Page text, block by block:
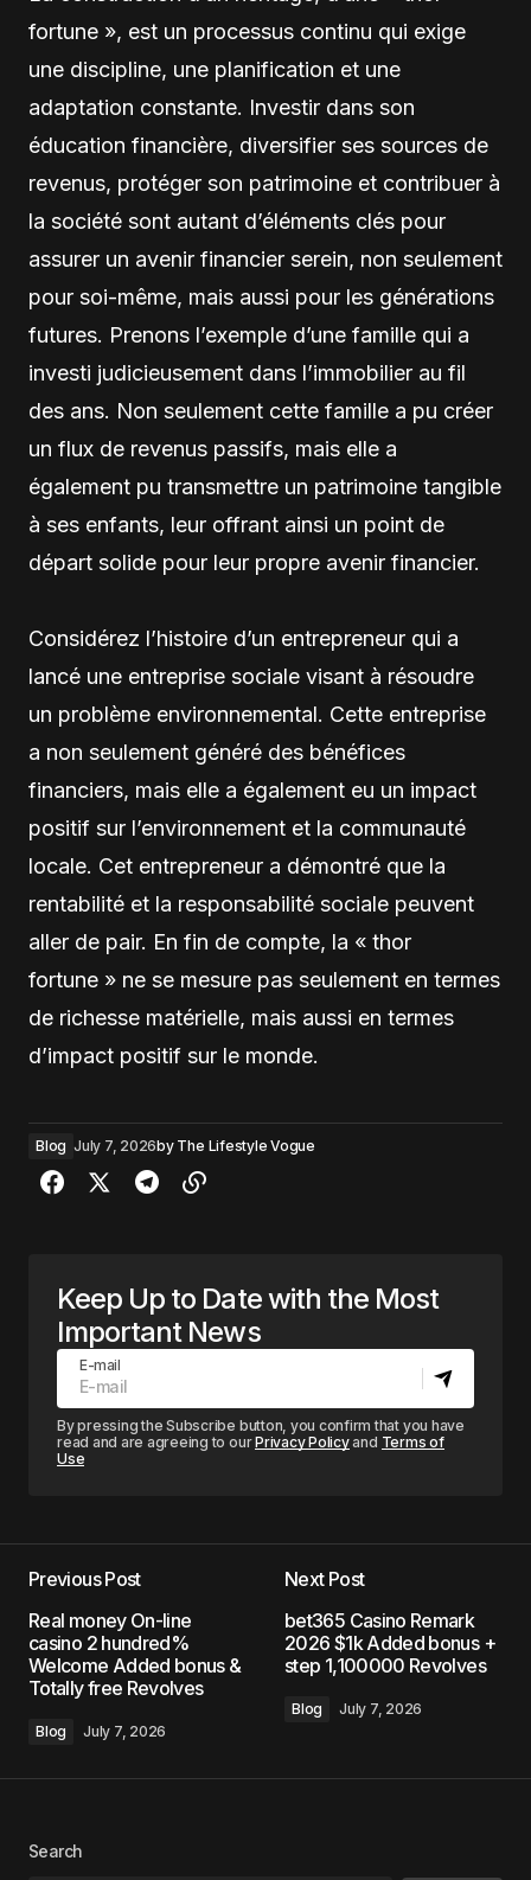
fortune », est un processus continu qui exige
une discipline, une planification et une
adaptation constante. Investir dans son
éducation financière, diversifier ses sources de
revenus, protéger son patrimoine et contribuer à
la société sont autant d’éléments clés pour
assurer un avenir financier serein, non seulement
pour soi-même, mais aussi pour les générations
futures. Prenons l’exemple d’une famille qui a
investi judicieusement dans l’immobilier au fil
des ans. Non seulement cette famille a pu créer
un flux de revenus passifs, mais elle a
également pu transmettre un patrimoine tangible
à ses enfants, leur offrant ainsi un point de
départ solide pour leur propre avenir financier.
Considérez l’histoire d’un entrepreneur qui a
lancé une entreprise sociale visant à résoudre
un problème environnemental. Cette entreprise
a non seulement généré des bénéfices
financiers, mais elle a également eu un impact
positif sur l’environnement et la communauté
locale. Cet entrepreneur a démontré que la
rentabilité et la responsabilité sociale peuvent
aller de pair. En fin de compte, la « thor
fortune » ne se mesure pas seulement en termes
de richesse matérielle, mais aussi en termes
d’impact positif sur le monde.
Blog July 7, 2026by The Lifestyle Vogue
Keep Up to Date with the Most
Important News
E-mail
By pressing the Subscribe button, you confirm that you have
read and are agreeing to ourPrivacy Policyand Terms of
Use
Previous Post
Real money On-line
casino 2 hundred%
Welcome Added bonus &
Totally free Revolves
Blog July 7, 2026
Next Post
bet365 Casino Remark
2026 $1k Added bonus +
step 1,100000 Revolves
Blog July 7, 2026
Search